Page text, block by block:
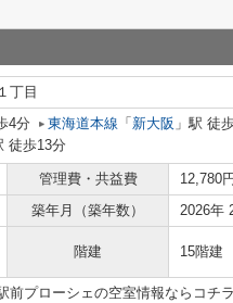
１丁目
4分 東海道本線 「 新大阪 」駅 徒
徒歩13分
管理費・共益費
12,780円
築年月（築年数） 2026年
階建 15階建
前プローシェの空室情報ならコチ